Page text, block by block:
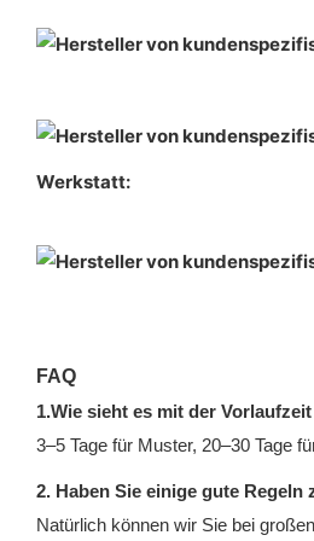
Werkstatt:
FAQ
1.Wie sieht es mit der
3–5 Tage für Muster, 20–30 Tage
2. Haben Sie einige gute
Natürlich können wir Sie bei